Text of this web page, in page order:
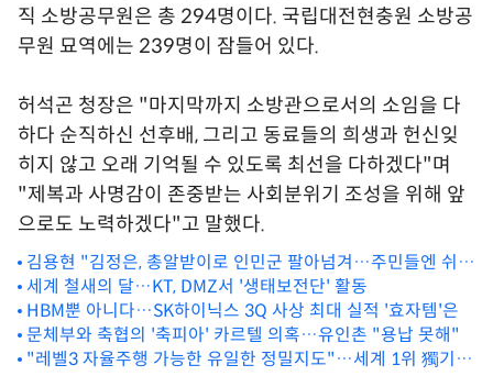
직 소방공무원은 총 294명이다. 국립대전현충원 소방공
무원 묘역에는 239명이 잠들어 있다.
허석곤 청장은 "마지막까지 소방관으로서의 소임을 다
하다 순직하신 선후배, 그리고 동료들의 희생과 헌신잊
히지 않고 오래 기억될 수 있도록 최선을 다하겠다"며
"제복과 사명감이 존중받는 사회분위기 조성을 위해 앞
으로도 노력하겠다"고 말했다.
김용현 "김정은, 총알받이로 인민군 팔아넘겨…주민들엔 쉬
쉬"(종합)
세계 철새의 달…KT, DMZ서 '생태보전단' 활동
HBM뿐 아니다…SK하이닉스 3Q 사상 최대 실적 '효자템'은
문체부와 축협의 '축피아' 카르텔 의혹…유인촌 "용납 못해"
"레벨3 자율주행 가능한 유일한 정밀지도"…세계 1위 獨기업